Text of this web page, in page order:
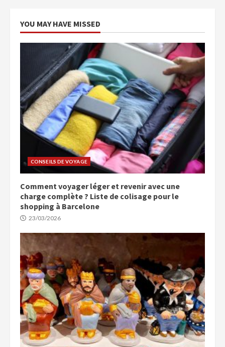
YOU MAY HAVE MISSED
CONSEILS DE VOYAGE
Comment voyager léger et revenir avec une
charge complète ? Liste de colisage pour le
shopping à Barcelone
23/03/2026